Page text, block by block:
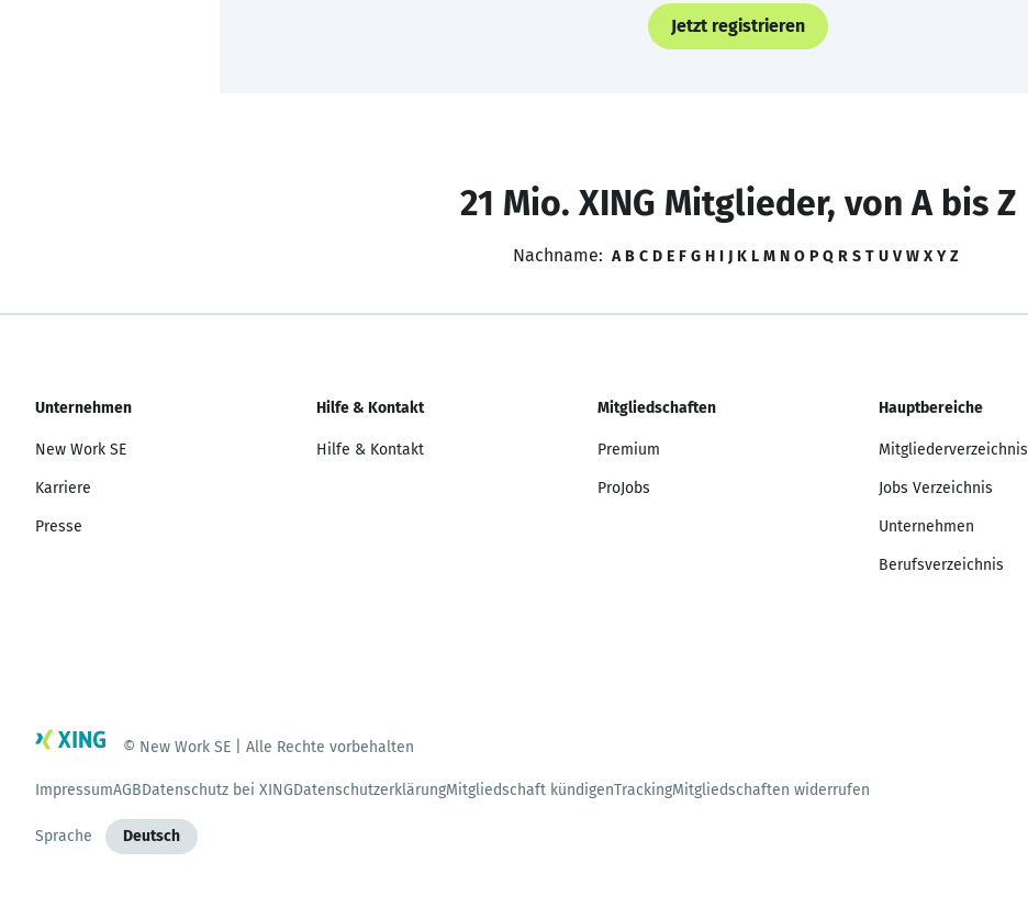
Jetzt registrieren
21 Mio. XING Mitglieder, von A bis Z
Nachname: A B C D E F G H I J K L M N O P Q R S T U V W X Y Z
Unternehmen
New Work SE
Karriere
Presse
Hilfe & Kontakt
Hilfe & Kontakt
Mitgliedschaften
Premium
ProJobs
Hauptbereiche
Mitgliederverzeichnis
Jobs Verzeichnis
Unternehmen
Berufsverzeichnis
© New Work SE | Alle Rechte vorbehalten
ImpressumAGBDatenschutz bei XINGDatenschutzerklärungMitgliedschaft kündigenTrackingMitgliedschaften widerrufen
Sprache Deutsch